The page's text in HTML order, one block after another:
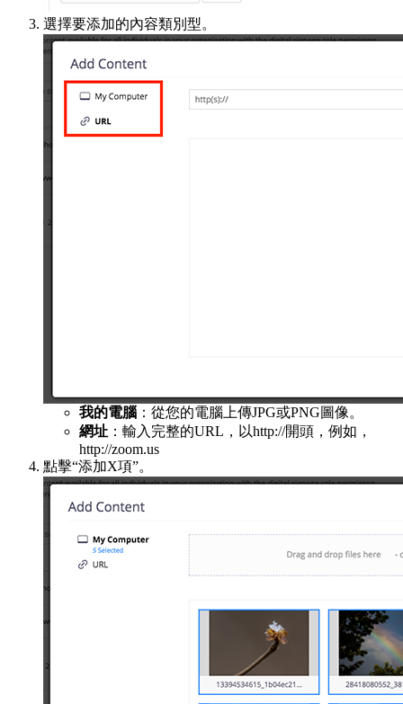
選擇要添加的內容類別型。
我的電腦 ：從您的電腦上傳JPG或PNG圖像。
網址 ：輸入完整的URL，以http://開頭，例如，
http://zoom.us
點擊“添加X項”。